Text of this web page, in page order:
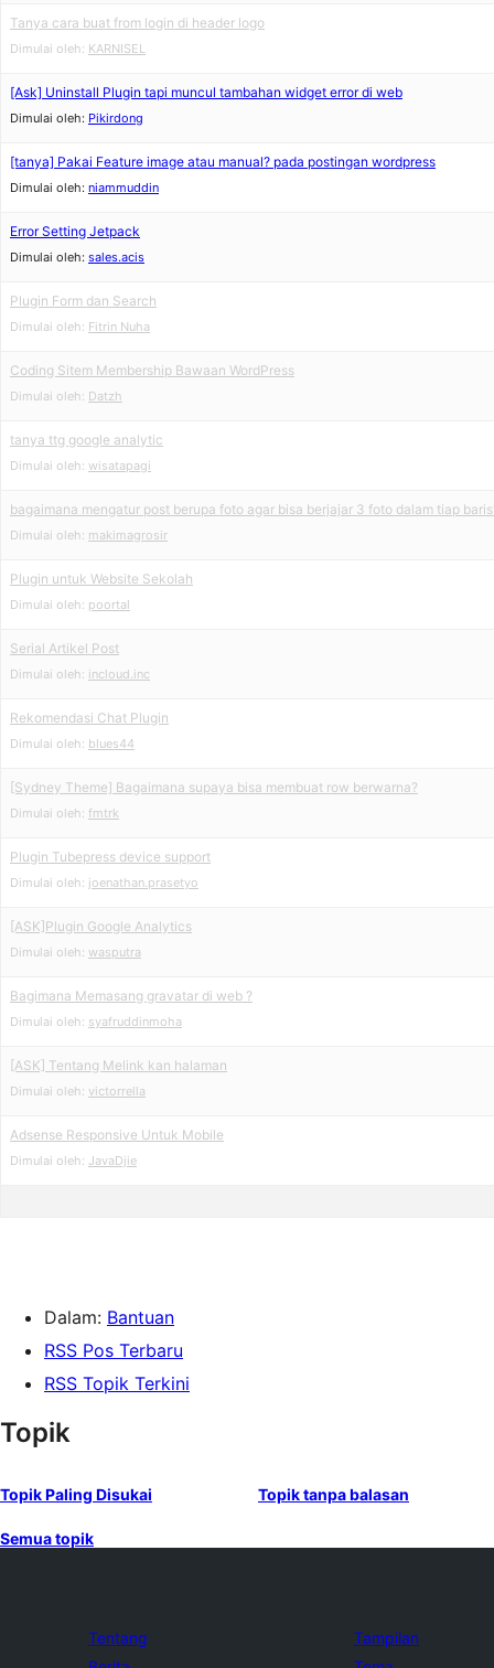
Tanya cara buat from login di header logo
Dimulai oleh: KARNISEL
[Ask] Uninstall Plugin tapi muncul tambahan widget error di web
Dimulai oleh: Pikirdong
[tanya] Pakai Feature image atau manual? pada postingan wordpress
Dimulai oleh: niammuddin
Error Setting Jetpack
Dimulai oleh: sales.acis
Plugin Form dan Search
Dimulai oleh: Fitrin Nuha
Coding Sitem Membership Bawaan WordPress
Dimulai oleh: Datzh
tanya ttg google analytic
Dimulai oleh: wisatapagi
bagaimana mengatur post berupa foto agar bisa berjajar 3 foto dalam tiap
Dimulai oleh: makimagrosir
Plugin untuk Website Sekolah
Dimulai oleh: poortal
Serial Artikel Post
Dimulai oleh: incloud.inc
Rekomendasi Chat Plugin
Dimulai oleh: blues44
[Sydney Theme] Bagaimana supaya bisa membuat row berwarna?
Dimulai oleh: fmtrk
Plugin Tubepress device support
Dimulai oleh: joenathan.prasetyo
[ASK]Plugin Google Analytics
Dimulai oleh: wasputra
Bagimana Memasang gravatar di web ?
Dimulai oleh: syafruddinmoha
[ASK] Tentang Melink kan halaman
Dimulai oleh: victorrella
Adsense Responsive Untuk Mobile
Dimulai oleh: JavaDjie
Dalam: Bantuan
RSS Pos Terbaru
RSS Topik Terkini
Topik
Topik Paling Disukai Topik tanpa balasan
Semua topik
Tentang
Tampilan